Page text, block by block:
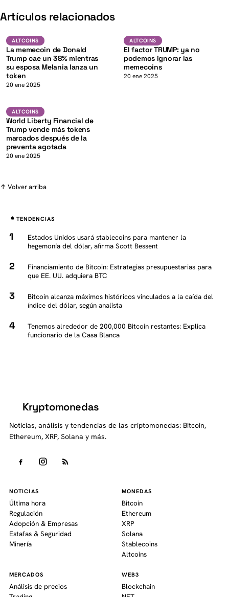
Artículos relacionados
Altcoins K
ALTCOINS
La memecoin de Donald
Trump cae un 38% mientras
su esposa Melania lanza un
token
20 ene 2025
Altcoins
ALTCOINS
El factor TRUMP: ya no
podemos ignorar las
memecoins
20 ene 2025
Altcoins K
ALTCOINS
World Liberty Financial de
Trump vende más tokens
marcados después de la
preventa agotada
20 ene 2025
↑ Volver arriba
TENDENCIAS
Estados Unidos usará stablecoins para mantener la
hegemonía del dólar, afirma Scott Bessent
Financiamiento de Bitcoin: Estrategias presupuestarias para
que EE. UU. adquiera BTC
Bitcoin alcanza máximos históricos vinculados a la caída del
índice del dólar, según analista
Tenemos alrededor de 200,000 Bitcoin restantes: Explica
funcionario de la Casa Blanca
Kryptomonedas
Noticias, análisis y tendencias de las criptomonedas: Bitcoin,
Ethereum, XRP, Solana y más.
NOTICIAS
Última hora
Regulación
Adopción & Empresas
Estafas & Seguridad
Minería
MONEDAS
Bitcoin
Ethereum
XRP
Solana
Stablecoins
Altcoins
MERCADOS
Análisis de precios
WEB3
Blockchain